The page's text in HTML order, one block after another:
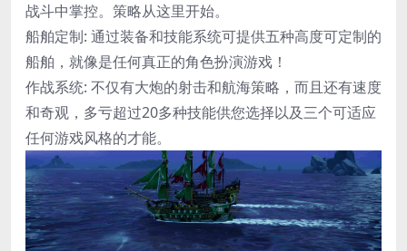
战斗中掌控。策略从这里开始。
船舶定制: 通过装备和技能系统可提供五种高度可定制的
船舶，就像是任何真正的角色扮演游戏！
作战系统: 不仅有大炮的射击和航海策略，而且还有速度
和奇观，多亏超过20多种技能供您选择以及三个可适应
任何游戏风格的才能。